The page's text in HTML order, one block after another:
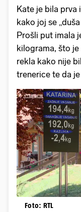
Kate je bila prva
kako joj se
Prošli put imala
kilograma, što je
rekla kako nije
trenerice te da
Foto: RTL